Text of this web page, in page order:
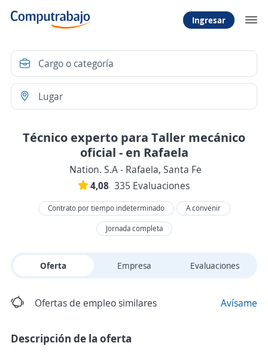
Ingresar
Técnico experto para Taller mecánico
oficial - en Rafaela
Nation. S.A - Rafaela, Santa Fe
4,08 335 Evaluaciones
Contrato por tiempo indeterminado
A convenir
Jornada completa
Oferta Empresa Evaluaciones
Ofertas de empleo similares Avísame
Descripción de la oferta